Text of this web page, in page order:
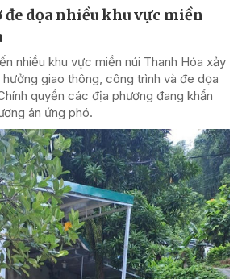
dọa nhiều khu vực miền
nhiều khu vực miền núi Thanh Hóa xảy
giao thông, công trình và đe dọa
quyền các địa phương đang khẩn
án ứng phó.